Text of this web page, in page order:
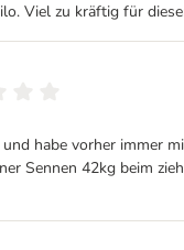
Viel zu kräftig für
habe vorher immer
Sennen 42kg beim